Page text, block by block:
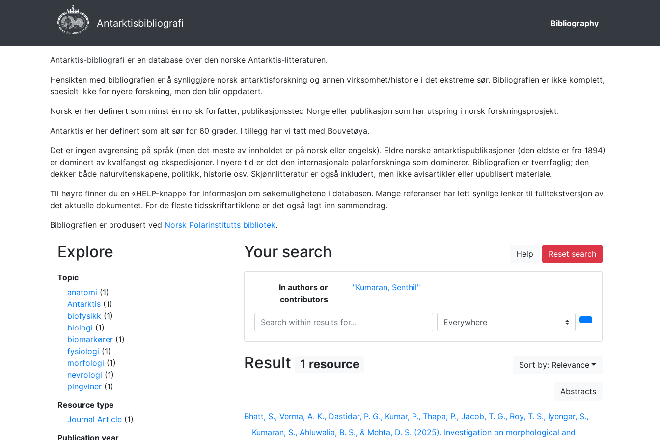
Antarktisbibliografi Bibliography
Antarktis-bibliografi er en database over den norske Antarktis-litteraturen.
Hensikten med bibliografien er å synliggjøre norsk antarktisforskning og annen virksomhet/historie i det ekstreme sør. Bibliografien er ikke komplett,
spesielt ikke for nyere forskning, men den blir oppdatert.
Norsk er her definert som minst én norsk forfatter, publikasjonssted Norge eller publikasjon som har utspring i norsk forskningsprosjekt.
Antarktis er her definert som alt sør for 60 grader. I tillegg har vi tatt med Bouvetøya.
Det er ingen avgrensing på språk (men det meste av innholdet er på norsk eller engelsk). Eldre norske antarktispublikasjoner (den eldste er fra 1894)
er dominert av kvalfangst og ekspedisjoner. I nyere tid er det den internasjonale polarforskninga som dominerer. Bibliografien er tverrfaglig; den
dekker både naturvitenskapene, politikk, historie osv. Skjønnlitteratur er også inkludert, men ikke avisartikler eller upublisert materiale.
Til høyre finner du en «HELP-knapp» for informasjon om søkemulighetene i databasen. Mange referanser har lett synlige lenker til fulltekstversjon av
det aktuelle dokumentet. For de fleste tidsskriftartiklene er det også lagt inn sammendrag.
Bibliografien er produsert ved Norsk Polarinstitutts bibliotek.
Your search Help Reset search
In authors or
contributors
"Kumaran, Senthil"
Search within results for... Search in...
Result 1 resource Sort by: Relevance
Abstracts
Bhatt, S., Verma, A. K., Dastidar, P. G., Kumar, P., Thapa, P., Jacob, T. G., Roy, T. S., Iyengar, S.,
Kumaran, S., Ahluwalia, B. S., & Mehta, D. S. (2025). Investigation on morphological and
Explore
Topic
anatomi (1)
Antarktis (1)
biofysikk (1)
biologi (1)
biomarkører (1)
fysiologi (1)
morfologi (1)
nevrologi (1)
pingviner (1)
Resource type
Journal Article (1)
Publication year